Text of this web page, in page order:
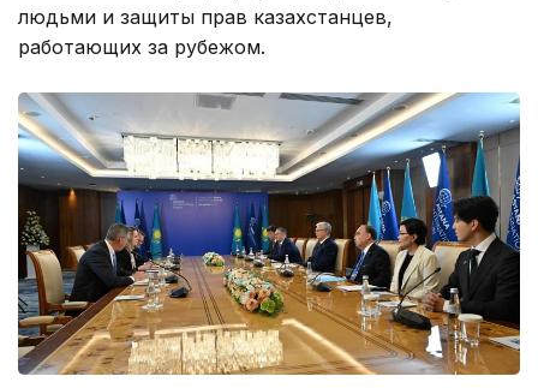
людьми и защиты прав казахстанцев,
работающих за рубежом.